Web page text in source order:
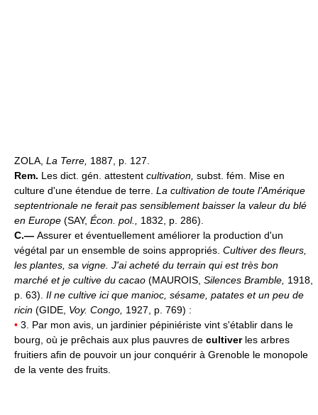
ZOLA, La Terre, 1887, p. 127.
Rem. Les dict. gén. attestent cultivation, subst. fém. Mise en
culture d'une étendue de terre. La cultivation de toute l'Amérique
septentrionale ne ferait pas sensiblement baisser la valeur du blé
en Europe (SAY, Écon. pol.,
1832, p. 286).
C.— Assurer et éventuellement améliorer la production d'un
végétal par un ensemble de soins appropriés. Cultiver des fleurs,
les plantes, sa vigne. J'ai acheté du terrain qui est très bon
marché et je cultive du cacao (MAUROIS, Silences Bramble, 1918,
p. 63). Il ne cultive ici que manioc, sésame, patates et un peu de
ricin (GIDE, Voy. Congo, 1927, p. 769) :
• 3. Par mon avis, un jardinier pépiniériste vint s'établir dans le
bourg, où je prêchais aux plus pauvres de cultiverles arbres
fruitiers afin de pouvoir un jour conquérir à Grenoble le monopole
de la vente des fruits.